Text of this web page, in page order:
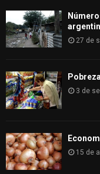
27 de
3 de
15 de